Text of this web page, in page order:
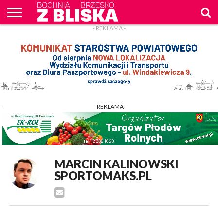
WPROST
REKLAM
- REKLAMA -
- REKLAMA -
MARCIN KALINOWSKI
SPORTOMAKS.PL